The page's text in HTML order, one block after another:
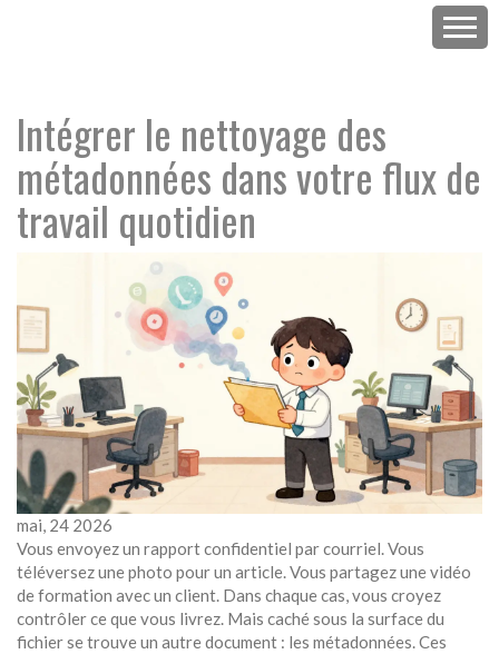
Intégrer le nettoyage des
métadonnées dans votre flux de
travail quotidien
mai, 24 2026
Vous envoyez un rapport confidentiel par courriel. Vous
téléversez une photo pour un article. Vous partagez une vidéo
de formation avec un client. Dans chaque cas, vous croyez
contrôler ce que vous livrez. Mais caché sous la surface du
fichier se trouve un autre document : les métadonnées. Ces